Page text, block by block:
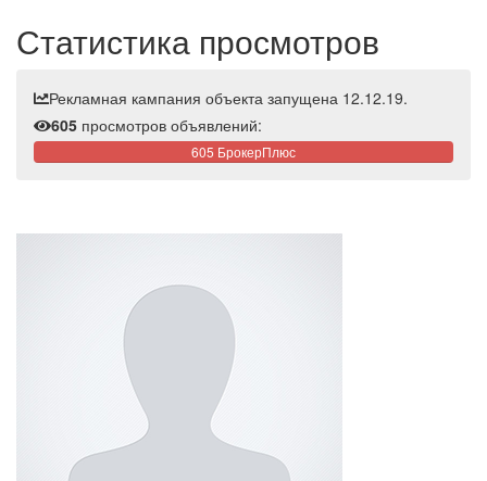
Статистика просмотров
Рекламная кампания объекта запущена 12.12.19.
605 просмотров объявлений:
605 БрокерПлюс